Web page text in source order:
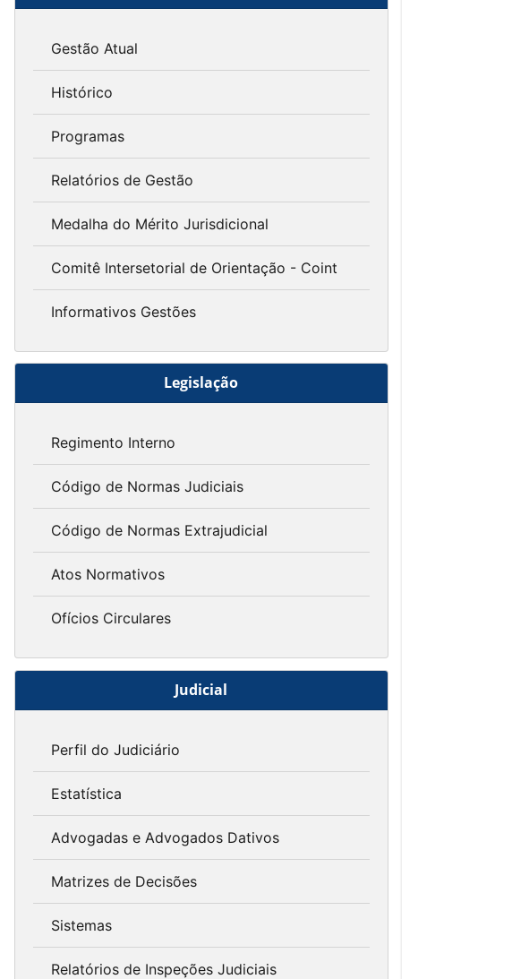
Gestão Atual
Histórico
Programas
Relatórios de Gestão
Medalha do Mérito Jurisdicional
Comitê Intersetorial de Orientação - Coint
Informativos Gestões
Legislação
Regimento Interno
Código de Normas Judiciais
Código de Normas Extrajudicial
Atos Normativos
Ofícios Circulares
Judicial
Perfil do Judiciário
Estatística
Advogadas e Advogados Dativos
Matrizes de Decisões
Sistemas
Relatórios de Inspeções Judiciais